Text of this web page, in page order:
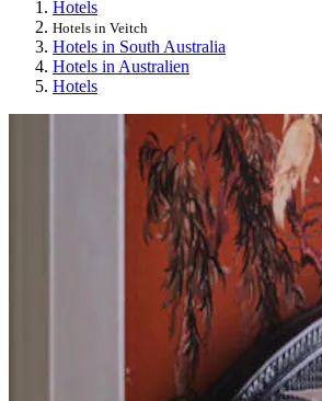
Hotels
Hotels in Veitch
Hotels in South Australia
Hotels in Australien
Hotels